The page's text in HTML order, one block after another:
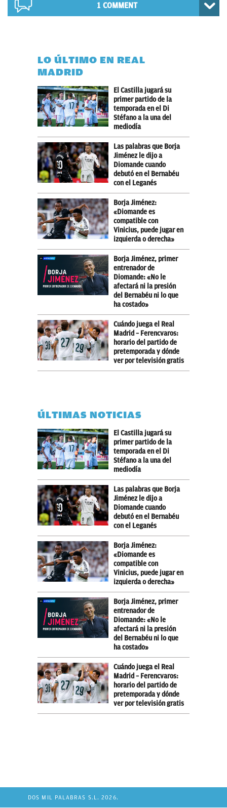
1 COMMENT
LO ÚLTIMO EN REAL
MADRID
El Castilla jugará su
primer partido de la
temporada en el Di
Stéfano a la una del
mediodía
Las palabras que Borja
Jiménez le dijo a
Diomande cuando
debutó en el Bernabéu
con el Leganés
Borja Jiménez:
«Diomande es
compatible con
Vinicius, puede jugar en
izquierda o derecha»
Borja Jiménez, primer
entrenador de
Diomande: «No le
afectará ni la presión
del Bernabéu ni lo que
ha costado»
Cuándo juega el Real
Madrid – Ferencvaros:
horario del partido de
pretemporada y dónde
ver por televisión gratis
ÚLTIMAS NOTICIAS
El Castilla jugará su
primer partido de la
temporada en el Di
Stéfano a la una del
mediodía
Las palabras que Borja
Jiménez le dijo a
Diomande cuando
debutó en el Bernabéu
con el Leganés
Borja Jiménez:
«Diomande es
compatible con
Vinicius, puede jugar en
izquierda o derecha»
Borja Jiménez, primer
entrenador de
Diomande: «No le
afectará ni la presión
del Bernabéu ni lo que
ha costado»
Cuándo juega el Real
Madrid – Ferencvaros:
horario del partido de
pretemporada y dónde
ver por televisión gratis
DOS MIL PALABRAS S.L. 2026.